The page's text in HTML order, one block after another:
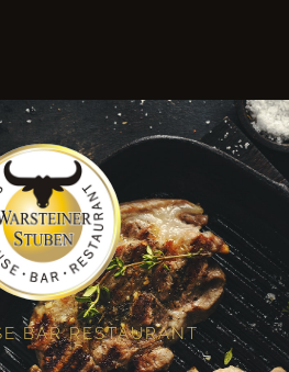
BAR RESTAURANT